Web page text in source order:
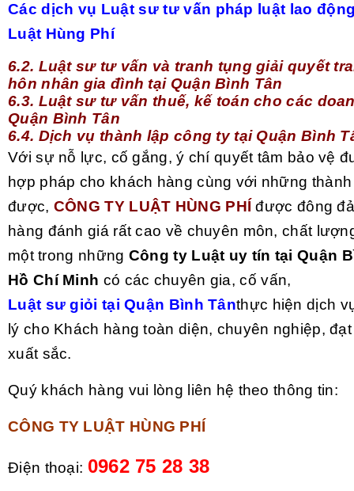
Các dịch vụ Luật sư tư vấn pháp luật lao
Luật Hùng Phí
6.2. Luật sư tư vấn và tranh tụng giải quyết
hôn nhân gia đình tại Quận Bình Tân
6.3. Luật sư tư vấn thuế, kế toán cho các
Quận Bình Tân
6.4. Dịch vụ thành lập công ty tại Quận Bình
Với sự nỗ lực, cố gắng, ý chí quyết tâm bảo vệ
hợp pháp cho khách hàng cùng với những
được, CÔNG TY LUẬT HÙNG PHÍ được đông
hàng đánh giá rất cao về chuyên môn, chất
một trong những Công ty Luật uy tín tại Quận
Hồ Chí Minh có các chuyên gia, cố vấn,
Luật sư giỏi tại Quận Bình Tânthực hiện dịch
lý cho Khách hàng toàn diện, chuyên nghiệp,
xuất sắc.
Quý khách hàng vui lòng liên hệ theo thông tin:
CÔNG TY LUẬT HÙNG PHÍ
Điện thoại: 0962 75 28 38